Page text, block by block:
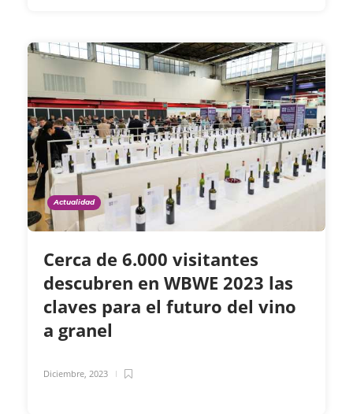
Actualidad
Cerca de 6.000 visitantes
descubren en WBWE 2023 las
claves para el futuro del vino
a granel
Diciembre, 2023